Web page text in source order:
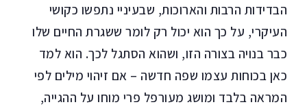
הבדידות הרבות והארוכות, שבעיניי נתפשו כקושי
העיקרי, על כך הוא יכול רק לומר ששגרת החיים שלו
כבר בנויה בצורה הזו, ושהוא הסתגל לכך. הוא למד
כאן בכוחות עצמו שפה חדשה – אם זיהוי מילים לפי
המראה בלבד ומושג מעורפל פרי מוחו על ההגייה,